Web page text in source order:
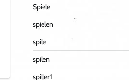
Spiele
spielen
spile
spilen
spiller1